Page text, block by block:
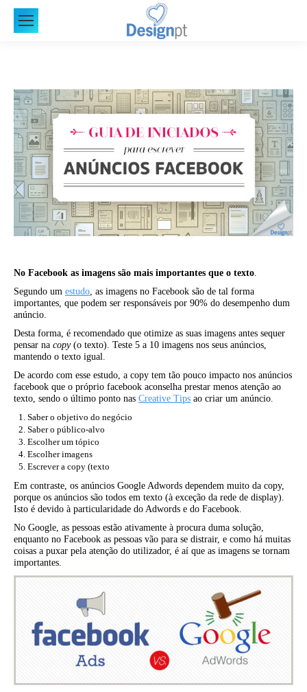
No Facebook as imagens são mais importantes que o texto
Segundo um estudo , as imagens no Facebook são de tal forma
importantes, que podem ser responsáveis por 90% do desempenho dum
anúncio.
Desta forma, é recomendado que otimize as suas imagens antes sequer
pensar na copy(o texto). Teste 5 a 10 imagens nos seus anúncios,
mantendo o texto igual.
De acordo com esse estudo, a copy tem tão pouco impacto nos anúncios
facebook que o próprio facebook aconselha prestar menos atenção ao
texto, sendo o último ponto nas Creative Tips ao criar um anúncio.
Saber o objetivo do negócio
Saber o público-alvo
Escolher um tópico
Escolher imagens
Escrever a copy (texto
Em contraste, os anúncios Google Adwords dependem muito da copy,
porque os anúncios são todos em texto (à exceção da rede de display).
Isto é devido à particularidade do Adwords e do Facebook.
No Google, as pessoas estão ativamente à procura duma solução,
enquanto no Facebook as pessoas vão para se distrair, e como há muitas
coisas a puxar pela atenção do utilizador, é aí que as imagens se tornam
importantes.